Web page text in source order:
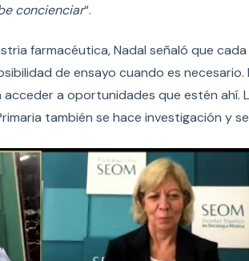
concienciar“.
farmacéutica, Nadal señaló que
de ensayo cuando es
a oportunidades que estén ahí.
también se hace investigación y